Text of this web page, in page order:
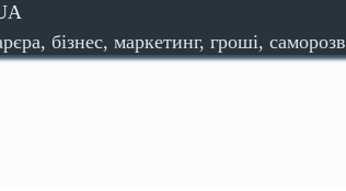
бізнес, маркетинг, гроші,